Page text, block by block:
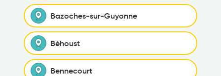
Bazoches-sur-Guyonne
Béhoust
Bennecourt